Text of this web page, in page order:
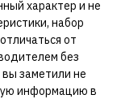
характер и не
набор
от
без
заметили не
информацию в